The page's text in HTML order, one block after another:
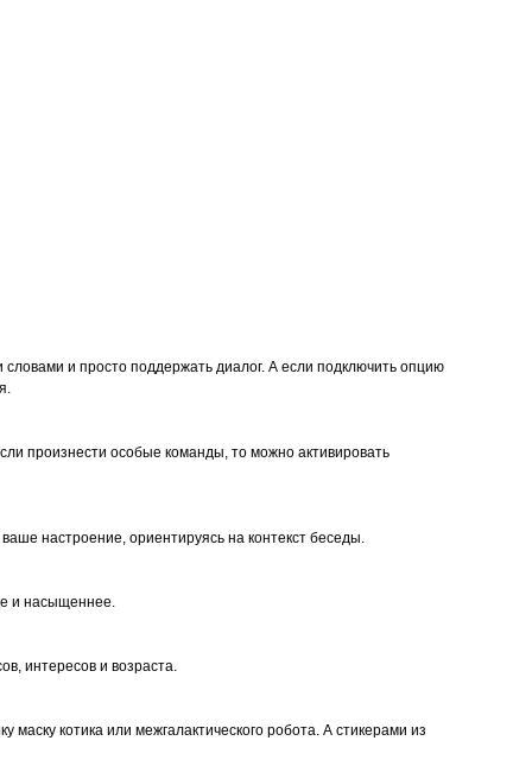
и просто поддержать диалог. А если подключить опцию
произнести особые команды, то можно активировать
настроение, ориентируясь на контекст беседы.
и насыщеннее.
интересов и возраста.
котика или межгалактического робота. А стикерами из